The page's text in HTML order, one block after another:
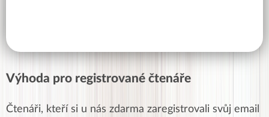
Výhoda pro registrované čtenáře
Čtenáři, kteří si u nás zdarma zaregistrovali svůj email